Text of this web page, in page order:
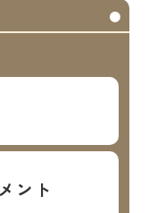
ント